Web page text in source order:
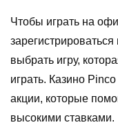
Чтобы играть на
выбрать игру,
играть. Казино
акции, которые
высокими ставками.